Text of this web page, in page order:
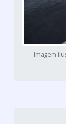
Imagem